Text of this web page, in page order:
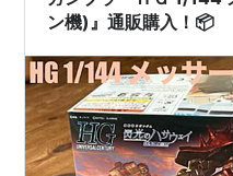
ン機)』通販購入！📦